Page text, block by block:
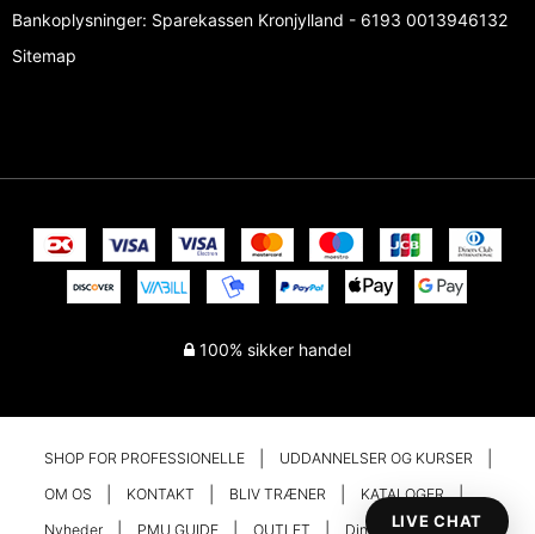
Bankoplysninger: Sparekassen Kronjylland - 6193 0013946132
Sitemap
100% sikker handel
SHOP FOR PROFESSIONELLE UDDANNELSER OG KURSER
OM OS KONTAKT BLIV TRÆNER KATALOGER
Nyheder PMU GUIDE OUTLET Din kontoLIVE CHAT